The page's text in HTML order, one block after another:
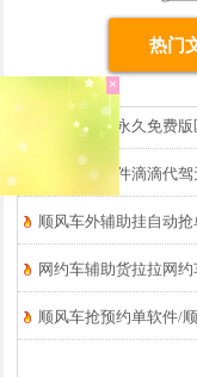
抢单加速器永久免费
优先派单软件滴滴代
顺风车外辅助挂自动抢
网约车辅助货拉拉网约
顺风车抢预约单软件/
热门
×
18550658764
&18966091968（微
信同号）
QQ:2377428916